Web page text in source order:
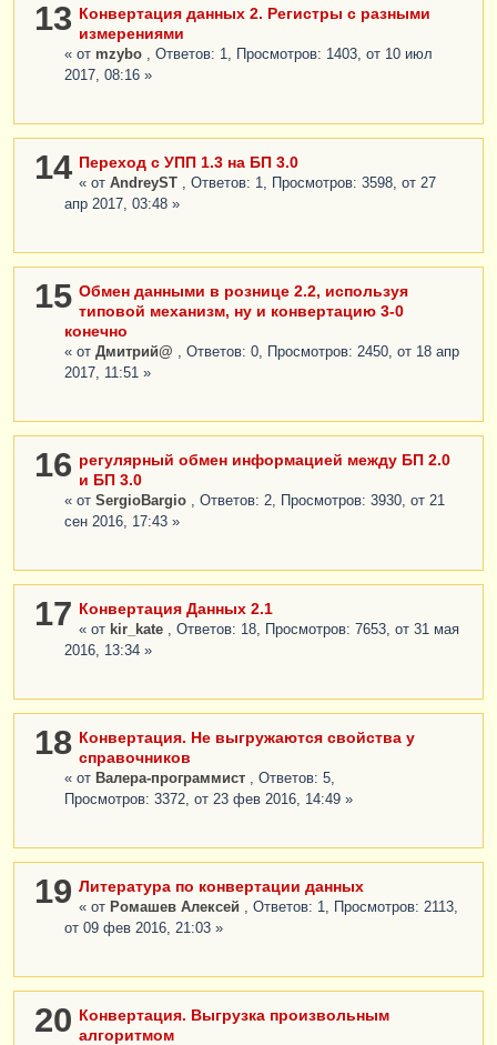
13 Конвертация данных 2. Регистры с разными
измерениями
« от mzybo
, Ответов: 1, Просмотров: 1403, от 10 июл
2017, 08:16 »
14 Переход с УПП 1.3 на БП 3.0
« от AndreyST
, Ответов: 1, Просмотров: 3598, от 27
апр 2017, 03:48 »
15 Обмен данными в рознице 2.2, используя
типовой механизм, ну и конвертацию 3-0
конечно
« от Дмитрий@
, Ответов: 0, Просмотров: 2450, от 18 апр
2017, 11:51 »
16 регулярный обмен информацией между БП 2.0
и БП 3.0
« от SergioBargio
, Ответов: 2, Просмотров: 3930, от 21
сен 2016, 17:43 »
17 Конвертация Данных 2.1
« от kir_kate
, Ответов: 18, Просмотров: 7653, от 31 мая
2016, 13:34 »
18 Конвертация. Не выгружаются свойства у
справочников
« от Валера-программист
, Ответов: 5,
Просмотров: 3372, от 23 фев 2016, 14:49 »
19 Литература по конвертации данных
« от Ромашев Алексей
, Ответов: 1, Просмотров: 2113,
от 09 фев 2016, 21:03 »
20 Конвертация. Выгрузка произвольным
алгоритмом